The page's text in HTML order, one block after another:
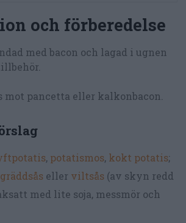
och förberedelse
med bacon och lagad i ugnen
mot pancetta eller kalkonbacon.
, potatismos, kokt potatis;
gräddsås eller viltsås (av skyn redd
med lite soja, messmör och